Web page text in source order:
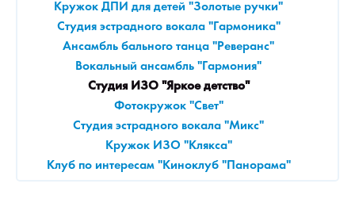
Кружок ДПИ для детей "Золотые ручки"
Студия эстрадного вокала "Гармоника"
Ансамбль бального танца "Реверанс"
Вокальный ансамбль "Гармония"
Студия ИЗО "Яркое детство"
Фотокружок "Свет"
Студия эстрадного вокала "Микс"
Кружок ИЗО "Клякса"
Клуб по интересам "Киноклуб "Панорама"